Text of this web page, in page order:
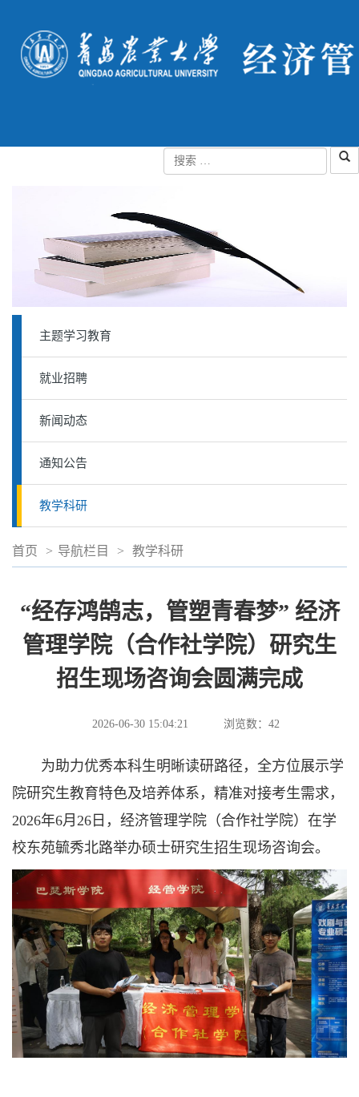
主题学习教育
就业招聘
新闻动态
通知公告
教学科研
首页 > 导航栏目 > 教学科研
“经存鸿鹄志，管塑青春梦” 经济
管理学院（合作社学院）研究生
招生现场咨询会圆满完成
2026-06-30 15:04:21 浏览数： 42
为助力优秀本科生明晰读研路径，全方位展示学
院研究生教育特色及培养体系，精准对接考生需求，
2026年6月26日，经济管理学院（合作社学院）在学
校东苑毓秀北路举办硕士研究生招生现场咨询会。